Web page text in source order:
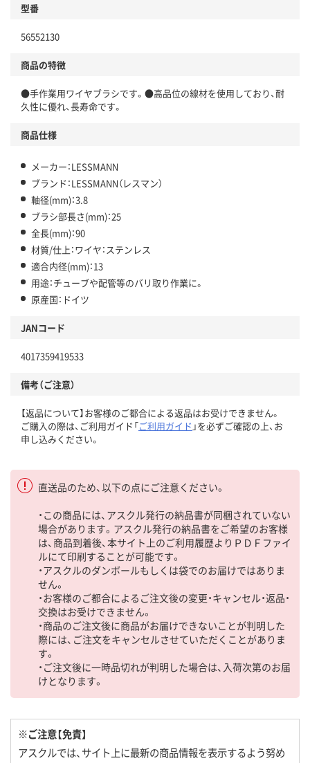
型番
56552130
商品の特徴
●手作業用ワイヤブラシです。●高品位の線材を使用しており、耐
久性に優れ、長寿命です。
商品仕様
メーカー：LESSMANN
ブランド：LESSMANN（レスマン）
軸径(mm)：3.8
ブラシ部長さ(mm)：25
全長(mm)：90
材質/仕上：ワイヤ：ステンレス
適合内径(mm)：13
用途：チューブや配管等のバリ取り作業に。
原産国：ドイツ
JANコード
4017359419533
備考（ご注意）
【返品について】お客様のご都合による返品はお受けできません。
ご購入の際は、ご利用ガイド「ご利用ガイド 」を必ずご確認の上、お
申し込みください。
直送品のため、以下の点にご注意ください。
・この商品には、アスクル発行の納品書が同梱されていない
場合があります。アスクル発行の納品書をご希望のお客様
は、商品到着後、本サイト上のご利用履歴よりＰＤＦファイ
ルにて印刷することが可能です。
・アスクルのダンボールもしくは袋でのお届けではありま
せん。
・お客様のご都合によるご注文後の変更・キャンセル・返品・
交換はお受けできません。
・商品のご注文後に商品がお届けできないことが判明した
際には、ご注文をキャンセルさせていただくことがありま
す。
・ご注文後に一時品切れが判明した場合は、入荷次第のお届
けとなります。
※ご注意【免責】
アスクルでは、サイト上に最新の商品情報を表示するよう努め